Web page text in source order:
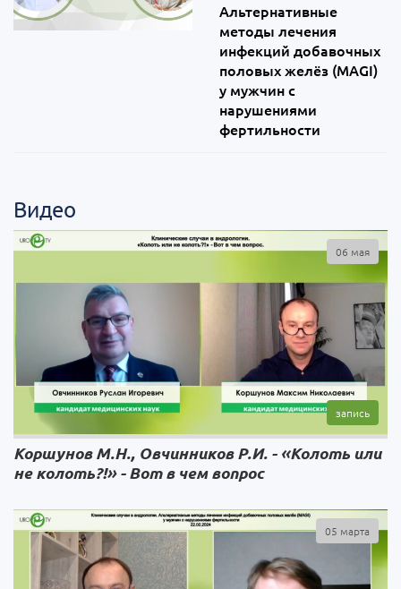
Альтернативные
методы лечения
инфекций добавочных
половых желёз (MAGI)
у мужчин с
нарушениями
фертильности
Видео
06 мая
Коршунов М.Н., Овчинников Р.И. - «Колоть или
не колоть?!» - Вот в чем вопрос
05 марта